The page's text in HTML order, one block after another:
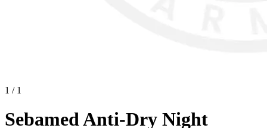
1 / 1
Sebamed Anti-Dry Night